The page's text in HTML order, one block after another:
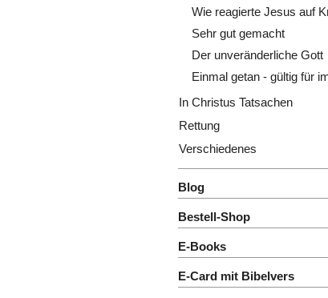
Wie reagierte Jesus auf
Sehr gut gemacht
Der unveränderliche Gott
Einmal getan - gültig für
In Christus Tatsachen
Rettung
Verschiedenes
Blog
Bestell-Shop
E-Books
E-Card mit Bibelvers